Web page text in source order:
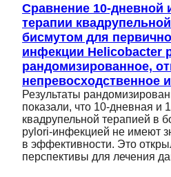
Сравнение 10-дневной
терапии
бисмутом для
инфекции Helicobacter
рандомизированное,
непревосходственное
Результаты
показали, что 10-дневная и
квадрупельной терапией в
pylori-инфекцией не имеют
в эффективности. Это
перспективы для лечения